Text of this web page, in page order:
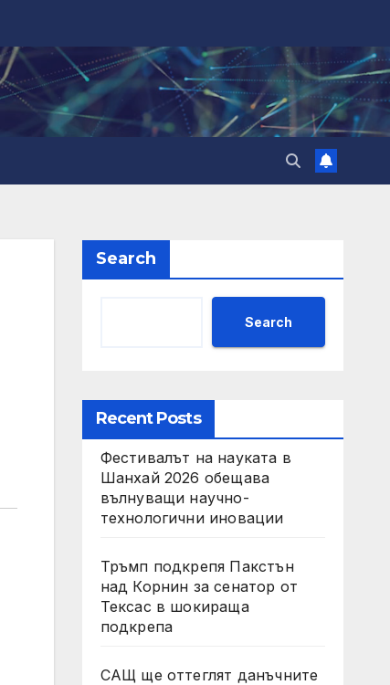
Search
Search
Recent Posts
Фестивалът на науката в
Шанхай 2026 обещава
вълнуващи научно-
технологични иновации
Тръмп подкрепя Пакстън
над Корнин за сенатор от
Тексас в шокираща
подкрепа
САЩ ще оттеглят данъчните